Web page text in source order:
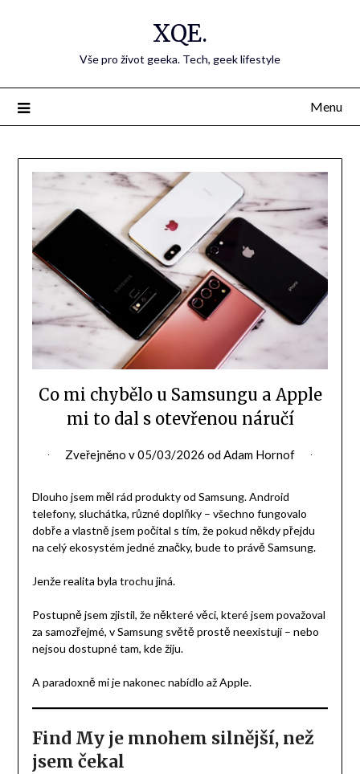
XQE.
Vše pro život geeka. Tech, geek lifestyle
Menu
Co mi chybělo u Samsungu a Apple
mi to dal s otevřenou náručí
Zveřejněno v05/03/2026 odAdam Hornof
Dlouho jsem měl rád produkty od Samsung. Android
telefony, sluchátka, různé doplňky – všechno fungovalo
dobře a vlastně jsem počítal s tím, že pokud někdy přejdu
na celý ekosystém jedné značky, bude to právě Samsung.
Jenže realita byla trochu jiná.
Postupně jsem zjistil, že některé věci, které jsem považoval
za samozřejmé, v Samsung světě prostě neexistují – nebo
nejsou dostupné tam, kde žiju.
A paradoxně mi je nakonec nabídlo až Apple.
Find My je mnohem silnější, než
jsem čekal